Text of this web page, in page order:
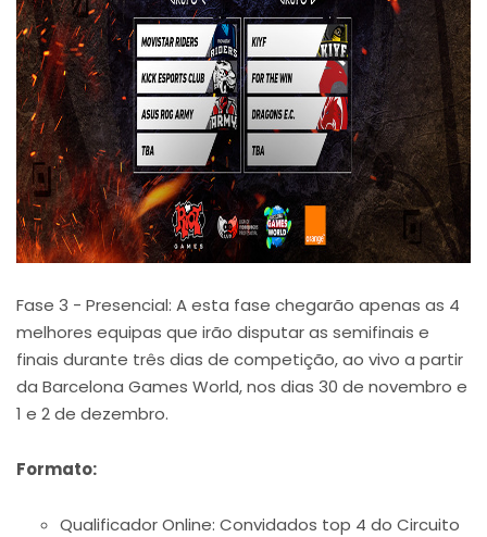
Fase 3 - Presencial: A esta fase chegarão apenas as 4
melhores equipas que irão disputar as semifinais e
finais durante três dias de competição, ao vivo a partir
da Barcelona Games World, nos dias 30 de novembro e
1 e 2 de dezembro.
Formato:
Qualificador Online: Convidados top 4 do Circuito